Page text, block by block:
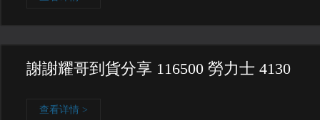
謝謝耀哥到貨分享 116500 勞力士 4130
查看详情 >